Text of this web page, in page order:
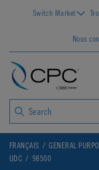
Switch Market
Nous
FRANÇAIS GENERAL
UDC
98500